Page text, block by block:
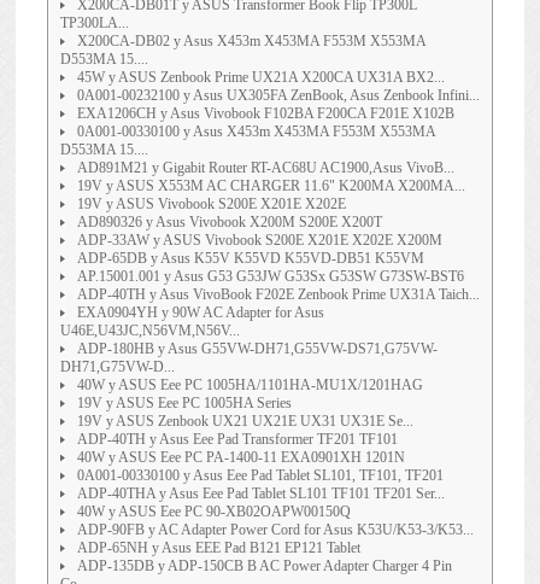
X200CA-DB01T y ASUS Transformer Book Flip TP300L
TP300LA...
X200CA-DB02 y Asus X453m X453MA F553M X553MA
D553MA 15....
45W y ASUS Zenbook Prime UX21A X200CA UX31A BX2...
0A001-00232100 y Asus UX305FA ZenBook, Asus Zenbook Infini...
EXA1206CH y Asus Vivobook F102BA F200CA F201E X102B
0A001-00330100 y Asus X453m X453MA F553M X553MA
D553MA 15....
AD891M21 y Gigabit Router RT-AC68U AC1900,Asus VivoB...
19V y ASUS X553M AC CHARGER 11.6" K200MA X200MA...
19V y ASUS Vivobook S200E X201E X202E
AD890326 y Asus Vivobook X200M S200E X200T
ADP-33AW y ASUS Vivobook S200E X201E X202E X200M
ADP-65DB y Asus K55V K55VD K55VD-DB51 K55VM
AP.15001.001 y Asus G53 G53JW G53Sx G53SW G73SW-BST6
ADP-40TH y Asus VivoBook F202E Zenbook Prime UX31A Taich...
EXA0904YH y 90W AC Adapter for Asus
U46E,U43JC,N56VM,N56V...
ADP-180HB y Asus G55VW-DH71,G55VW-DS71,G75VW-
DH71,G75VW-D...
40W y ASUS Eee PC 1005HA/1101HA-MU1X/1201HAG
19V y ASUS Eee PC 1005HA Series
19V y ASUS Zenbook UX21 UX21E UX31 UX31E Se...
ADP-40TH y Asus Eee Pad Transformer TF201 TF101
40W y ASUS Eee PC PA-1400-11 EXA0901XH 1201N
0A001-00330100 y Asus Eee Pad Tablet SL101, TF101, TF201
ADP-40THA y Asus Eee Pad Tablet SL101 TF101 TF201 Ser...
40W y ASUS Eee PC 90-XB02OAPW00150Q
ADP-90FB y AC Adapter Power Cord for Asus K53U/K53-3/K53...
ADP-65NH y Asus EEE Pad B121 EP121 Tablet
ADP-135DB y ADP-150CB B AC Power Adapter Charger 4 Pin